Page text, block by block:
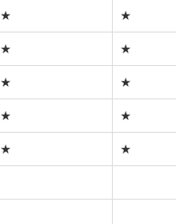
★ ★
★ ★
★ ★
★ ★
★ ★